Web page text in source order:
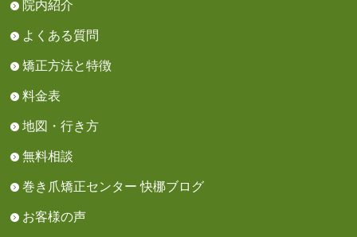
院内紹介
よくある質問
矯正方法と特徴
料金表
地図・行き方
無料相談
巻き爪矯正センター 快梛ブログ
お客様の声